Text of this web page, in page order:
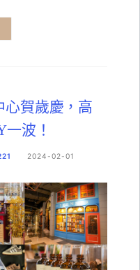
心賀歲慶，高
波！
2024-02-01